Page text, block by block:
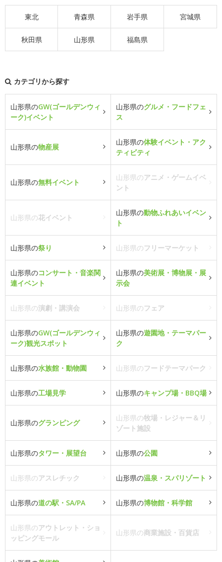
東北 青森県 岩手県 宮城県
秋田県 山形県 福島県
カテゴリから探す
山形県のGW(ゴールデンウィ
ーク)イベント
山形県のグルメ・フードフェ
ス
山形県の物産展
山形県の体験イベント・アク
ティビティ
山形県の無料イベント
山形県のアニメ・ゲームイベ
ント
山形県の花イベント
山形県の動物ふれあいイベン
ト
山形県の祭り 山形県のフリーマーケット
山形県のコンサート・音楽関
連イベント
山形県の美術展・博物展・展
示会
山形県の演劇・講演会 山形県のフェア
山形県のGW(ゴールデンウィ
ーク)観光スポット
山形県の遊園地・テーマパー
ク
山形県の水族館・動物園 山形県のフードテーマパーク
山形県の工場見学 山形県のキャンプ場・BBQ場
山形県のグランピング
山形県の牧場・レジャー＆リ
ゾート施設
山形県のタワー・展望台 山形県の公園
山形県のアスレチック 山形県の温泉・スパリゾート
山形県の道の駅・SA/PA 山形県の博物館・科学館
山形県のアウトレット・ショ
ッピングモール
山形県の商業施設・百貨店